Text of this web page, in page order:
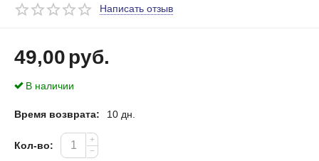
Написать отзыв
49,00руб.
В наличии
Время возврата: 10 дн.
Кол-во:
+
−